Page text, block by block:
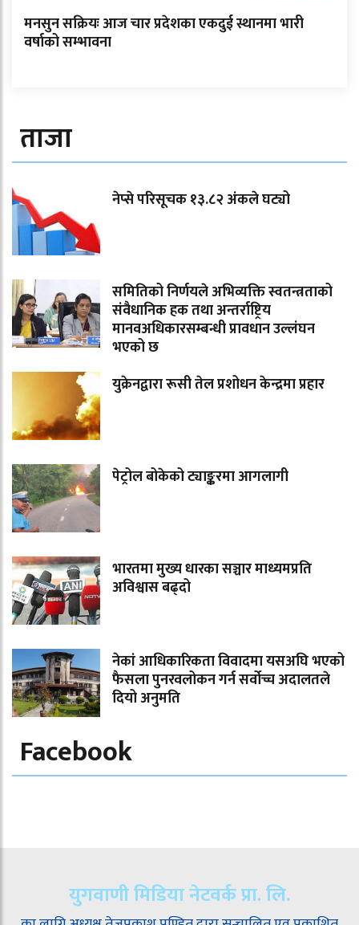
मनसुन सक्रियः आज चार प्रदेशका एकदुई स्थानमा भारी
वर्षाको सम्भावना
ताजा
नेप्से परिसूचक १३.८२ अंकले घट्यो
समितिको निर्णयले अभिव्यक्ति स्वतन्त्रताको
संवैधानिक हक तथा अन्तर्राष्ट्रिय
मानवअधिकारसम्बन्धी प्रावधान उल्लंघन
भएको छ
युक्रेनद्वारा रूसी तेल प्रशोधन केन्द्रमा प्रहार
पेट्रोल बोकेको ट्याङ्करमा आगलागी
भारतमा मुख्य धारका सञ्चार माध्यमप्रति
अविश्वास बढ्दो
नेकां आधिकारिकता विवादमा यसअघि भएको
फैसला पुनरवलोकन गर्न सर्वोच्च अदालतले
दियो अनुमति
Facebook
युगवाणी मिडिया नेटवर्क प्रा. लि.